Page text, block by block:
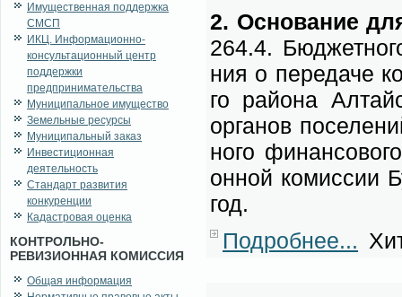
Имущественная поддержка
СМСП
ИКЦ. Информационно-
консультационный центр
поддержки
предпринимательства
Муниципальное имущество
Земельные ресурсы
Муниципальный заказ
Инвестиционная
деятельность
Стандарт развития
конкуренции
Кадастровая оценка
КОНТРОЛЬНО-
РЕВИЗИОННАЯ КОМИССИЯ
Общая информация
2. Ос­но­ва­ние
264.4.
ния о пе­ре­да­че
го рай­о­на
ор­га­нов
но­го
он­ной ко­мис­сии
год.
Подробнее...